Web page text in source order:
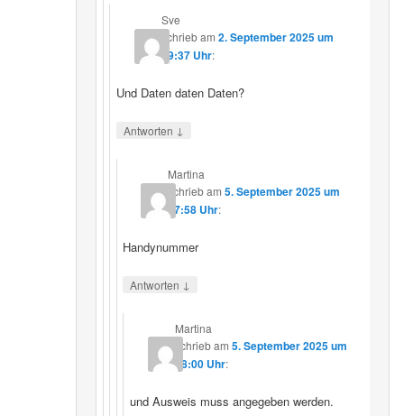
Sve
schriebam 2. September 2025 um
19:37 Uhr:
Und Daten daten Daten?
Antworten ↓
Martina
schriebam5. September 2025 um
17:58 Uhr:
Handynummer
Antworten ↓
Martina
schriebam 5. September 2025 um
18:00 Uhr:
und Ausweis muss angegeben werden.